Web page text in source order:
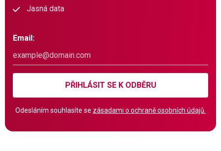
Jasná data
Email:
PŘIHLÁSIT SE K ODBĚRU
Odesláním souhlasíte se zásadami o ochraně osobních údajů.